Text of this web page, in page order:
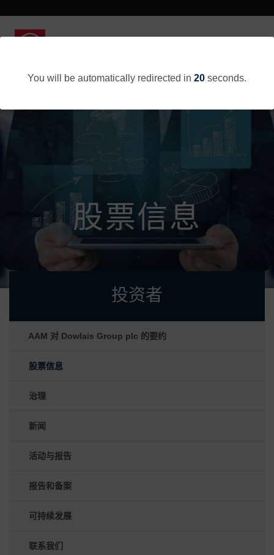
You will be automatically redirected in 20 seconds.
股票信息
投资者
AAM 对 Dowlais Group plc 的要约
股票信息
治理
新闻
活动与报告
报告和备案
可持续发展
联系我们